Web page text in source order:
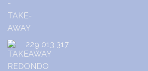
229 013 317